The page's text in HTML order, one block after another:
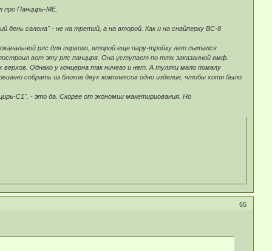
про Панцирь-МЕ.
салона" - не на третий, а на второй. Как и на снайперку ВС-8
рлс для первого, второй еще пару-тройку лет пытался
вот эту рлс панциря. Она уступает по ттх заказанной вмф.
Однако у концерна так ничего и нет. А туляки мало помалу
собрать из блоков двух комплексов одно изделие, чтобы хотя было
С1". - это да. Скорее от экономии макетириования. Но
65